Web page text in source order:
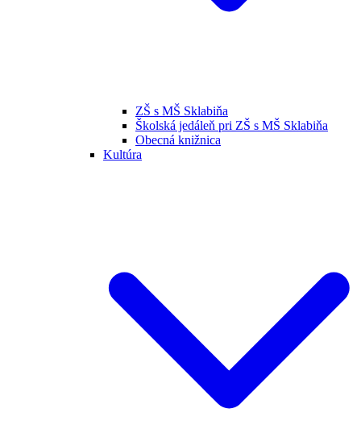
ZŠ s MŠ Sklabiňa
Školská jedáleň pri ZŠ s MŠ Sklabiňa
Obecná knižnica
Kultúra